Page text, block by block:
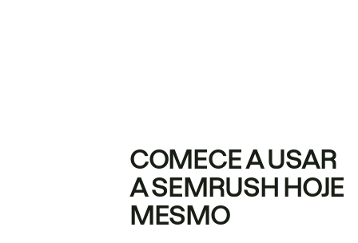
COMECE A USAR
A SEMRUSH HOJE
MESMO